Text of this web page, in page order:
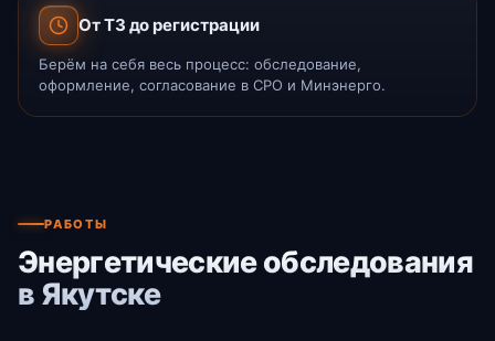
От ТЗ до регистрации
Берём на себя весь процесс: обследование,
оформление, согласование в СРО и Минэнерго.
РАБОТЫ
Энергетические обследования
в Якутске